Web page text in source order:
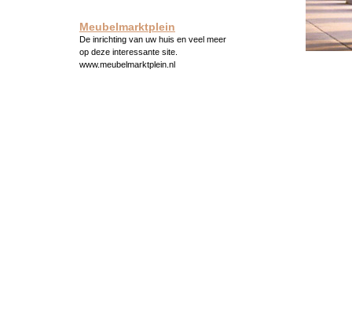
Meubelmarktplein
De inrichting van uw huis en veel meer
op deze interessante site.
www.meubelmarktplein.nl